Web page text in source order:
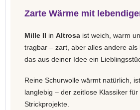
Zarte Wärme mit
Mille II in Altrosa ist weich, warm
tragbar – zart, aber alles andere als
das aus deiner Idee ein
Reine Schurwolle wärmt natürlich,
langlebig – der zeitlose Klassiker
Strickprojekte.